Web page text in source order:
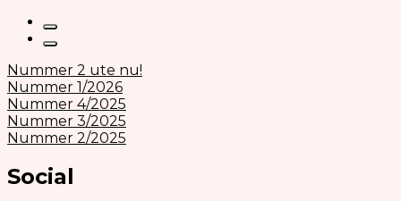
Nummer 2 ute nu!
Nummer 1/2026
Nummer 4/2025
Nummer 3/2025
Nummer 2/2025
Social